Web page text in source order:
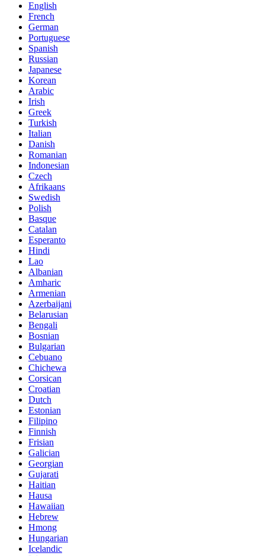
English
French
German
Portuguese
Spanish
Russian
Japanese
Korean
Arabic
Irish
Greek
Turkish
Italian
Danish
Romanian
Indonesian
Czech
Afrikaans
Swedish
Polish
Basque
Catalan
Esperanto
Hindi
Lao
Albanian
Amharic
Armenian
Azerbaijani
Belarusian
Bengali
Bosnian
Bulgarian
Cebuano
Chichewa
Corsican
Croatian
Dutch
Estonian
Filipino
Finnish
Frisian
Galician
Georgian
Gujarati
Haitian
Hausa
Hawaiian
Hebrew
Hmong
Hungarian
Icelandic